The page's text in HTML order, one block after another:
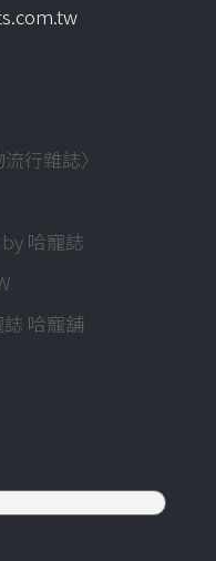
行雜誌〉
哈寵誌
哈寵舖